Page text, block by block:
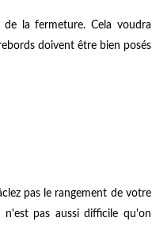
la fermeture. Cela voudra
doivent être bien posés
pas le rangement de votre
pas aussi difficile qu'on